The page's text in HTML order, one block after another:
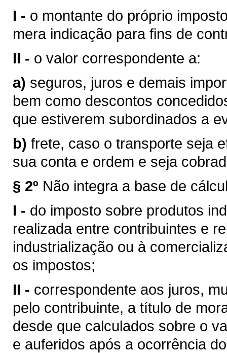
I - o montante do próprio
mera indicação para fins de
II - o valor correspondente a:
a) seguros, juros e demais
bem como descontos
que estiverem subordinados a
b) frete, caso o transporte seja
sua conta e ordem e seja
§ 2º Não integra a base de
I - do imposto sobre produtos
realizada entre contribuintes e
industrialização ou à
os impostos;
II - correspondente aos juros,
pelo contribuinte, a título de
desde que calculados sobre o
e auferidos após a ocorrência